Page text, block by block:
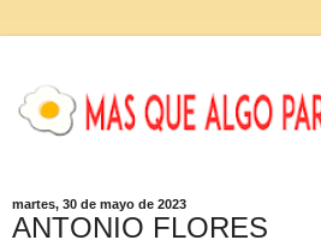
martes, 30 de mayo de 2023
ANTONIO FLORES